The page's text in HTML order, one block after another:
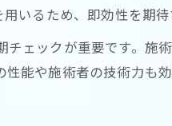
いるため、即効性を期
ェックが重要です。施
能や施術者の技術力も